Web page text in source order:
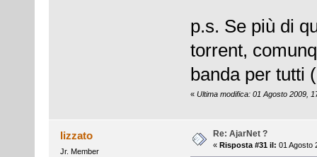
p.s. Se più di
torrent,
banda per tutti
« Ultima modifica: 01 Agosto 2009,
lizzato
Jr. Member
Re: AjarNet ?
« Risposta #31 il: 01 Agosto